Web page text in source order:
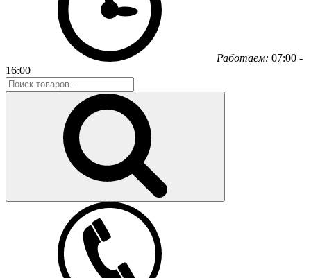
Работаем: 07:00 -
16:00